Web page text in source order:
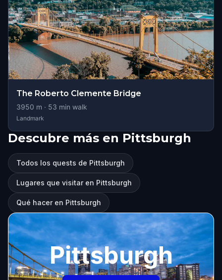
The Roberto Clemente Bridge
3950 m · 53 min walk
Landmark
Descubre más en Pittsburgh
Todos los quests de Pittsburgh
Lugares que visitar en Pittsburgh
Qué hacer en Pittsburgh
Pittsburgh